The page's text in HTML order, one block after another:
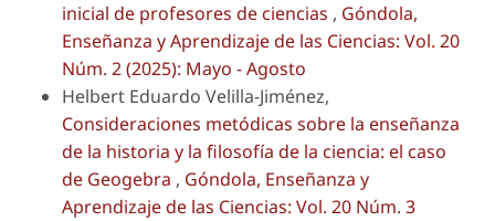
inicial de profesores de ciencias , Góndola,
Enseñanza y Aprendizaje de las Ciencias: Vol. 20
Núm. 2 (2025): Mayo - Agosto
Helbert Eduardo Velilla-Jiménez,
Consideraciones metódicas sobre la enseñanza
de la historia y la filosofía de la ciencia: el caso
de Geogebra , Góndola, Enseñanza y
Aprendizaje de las Ciencias: Vol. 20 Núm. 3